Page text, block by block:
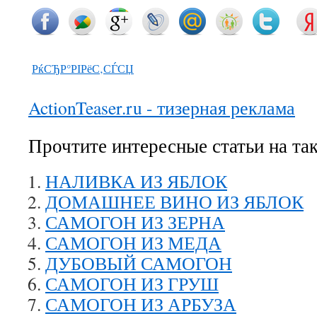
РќСЂР°РІРёС‚СЃСЏ
ActionTeaser.ru - тизерная реклама
Прочтите интересные статьи на
НАЛИВКА ИЗ ЯБЛОК
ДОМАШНЕЕ ВИНО ИЗ ЯБЛОК
САМОГОН ИЗ ЗЕРНА
САМОГОН ИЗ МЕДА
ДУБОВЫЙ САМОГОН
САМОГОН ИЗ ГРУШ
САМОГОН ИЗ АРБУЗА